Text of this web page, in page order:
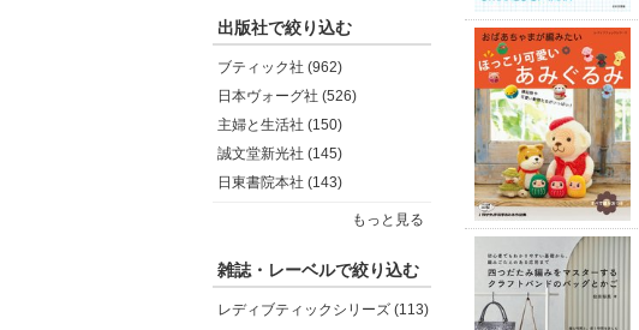
出版社で絞り込む
ブティック社 (962)
日本ヴォーグ社 (526)
主婦と生活社 (150)
誠文堂新光社 (145)
日東書院本社 (143)
もっと見る
雑誌・レーベルで絞り込む
レディブティックシリーズ (113)